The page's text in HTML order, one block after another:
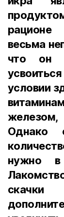
рационе
весьма
что он
условии
Однако
нужно в